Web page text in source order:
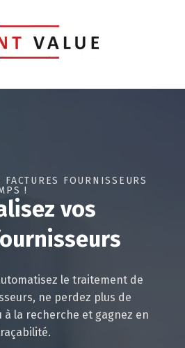
FOURNISSEURS
!
vos
le traitement de
ne perdez plus de
à la recherche et gagnez en